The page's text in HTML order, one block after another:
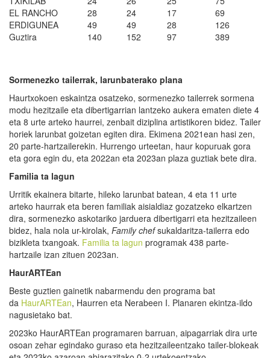
EL RANCHO
28 24 17
69
ERDIGUNEA
49 49 28
126
Guztira
140 152 97 389
Sormenezko tailerrak, larunbaterako plana
Haurtxokoen eskaintza osatzeko, sormenezko tailerrek sormena
modu hezitzaile eta dibertigarrian lantzeko aukera ematen diete 4
eta 8 urte arteko haurrei, zenbait diziplina artistikoren bidez. Tailer
horiek larunbat goizetan egiten dira. Ekimena 2021ean hasi zen,
20 parte-hartzailerekin. Hurrengo urteetan, haur kopuruak gora
eta gora egin du, eta 2022an eta 2023an plaza guztiak bete dira.
Familia ta lagun
Urritik ekainera bitarte, hileko larunbat batean, 4 eta 11 urte
arteko haurrak eta beren familiak aisialdiaz gozatzeko elkartzen
dira, sormenezko askotariko jarduera dibertigarri eta hezitzaileen
bidez, hala nola ur-kirolak, Family chefsukaldaritza-tailerra edo
bizikleta txangoak. Familia ta lagun programak 438 parte-
hartzaile izan zituen 2023an.
HaurARTEan
Beste guztien gainetik nabarmendu den programa bat
da HaurARTEan, Haurren eta Nerabeen I. Planaren ekintza-ildo
nagusietako bat.
2023ko HaurARTEan programaren barruan, aipagarriak dira urte
osoan zehar egindako guraso eta hezitzaileentzako tailer-blokeak